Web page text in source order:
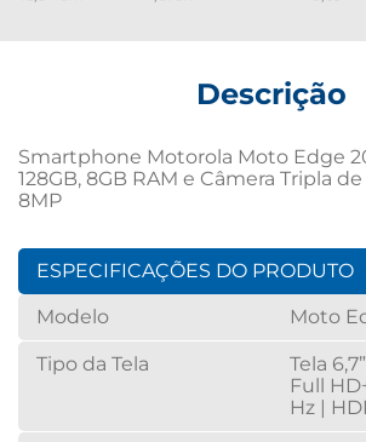
Descrição
Smartphone Motorola Moto Edge
128GB, 8GB RAM e Câmera Tripla de
8MP
ESPECIFICAÇÕES DO PRODUTO
Modelo
Moto
Tipo da Tela
Tela
Full
Hz |